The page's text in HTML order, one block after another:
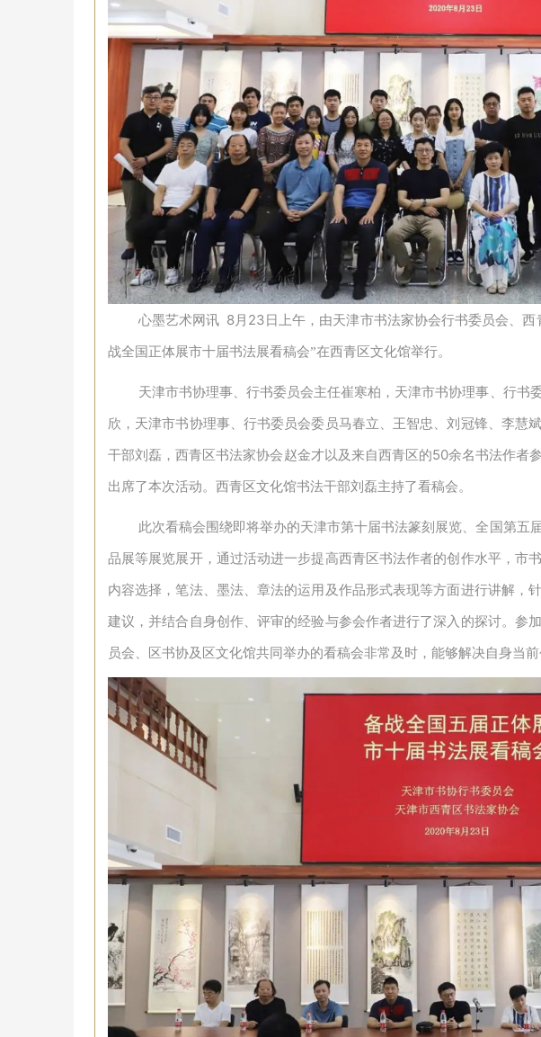
心墨艺术网讯 8月 23 日上午，由天津市书法家协会行书委员会、
战全国正体展市十届书法展看稿会”在西青区文化馆举行。
天津市书协理事、行书委员会主任崔寒柏，天津市书协理事、行书
欣，天津市书协理事、行书委员会委员马春立、王智忠、刘冠锋、李慧
干部刘磊，西青区书法家协会赵金才以及来自西青区的50余名书法作者
出席了本次活动。西青区文化馆书法干部刘磊主持了看稿会。
此次看稿会围绕即将举办的天津市第十届书法篆刻展览、全国第五
品展等展览展开，通过活动进一步提高西青区书法作者的创作水平，市
内容选择，笔法、墨法、章法的运用及作品形式表现等方面进行讲解，
建议，并结合自身创作、评审的经验与参会作者进行了深入的探讨。参
员会、区书协及区文化馆共同举办的看稿会非常及时，能够解决自身当